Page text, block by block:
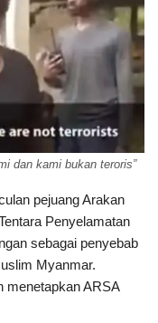
dan kami bukan teroris”
pejuang Arakan
Penyelamatan
sebagai penyebab
Myanmar.
menetapkan ARSA